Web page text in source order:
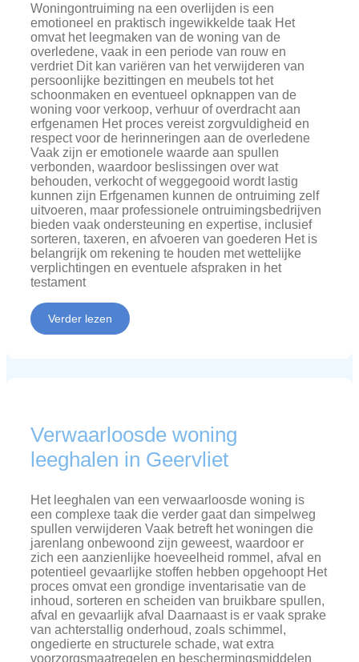
Woningontruiming na een overlijden is een
emotioneel en praktisch ingewikkelde taak Het
omvat het leegmaken van de woning van de
overledene, vaak in een periode van rouw en
verdriet Dit kan variëren van het verwijderen van
persoonlijke bezittingen en meubels tot het
schoonmaken en eventueel opknappen van de
woning voor verkoop, verhuur of overdracht aan
erfgenamen Het proces vereist zorgvuldigheid en
respect voor de herinneringen aan de overledene
Vaak zijn er emotionele waarde aan spullen
verbonden, waardoor beslissingen over wat
behouden, verkocht of weggegooid wordt lastig
kunnen zijn Erfgenamen kunnen de ontruiming zelf
uitvoeren, maar professionele ontruimingsbedrijven
bieden vaak ondersteuning en expertise, inclusief
sorteren, taxeren, en afvoeren van goederen Het is
belangrijk om rekening te houden met wettelijke
verplichtingen en eventuele afspraken in het
testament
Verder lezen
Verwaarloosde woning
leeghalen in Geervliet
Het leeghalen van een verwaarloosde woning is
een complexe taak die verder gaat dan simpelweg
spullen verwijderen Vaak betreft het woningen die
jarenlang onbewoond zijn geweest, waardoor er
zich een aanzienlijke hoeveelheid rommel, afval en
potentieel gevaarlijke stoffen hebben opgehoopt Het
proces omvat een grondige inventarisatie van de
inhoud, sorteren en scheiden van bruikbare spullen,
afval en gevaarlijk afval Daarnaast is er vaak sprake
van achterstallig onderhoud, zoals schimmel,
ongedierte en structurele schade, wat extra
voorzorgsmaatregelen en beschermingsmiddelen